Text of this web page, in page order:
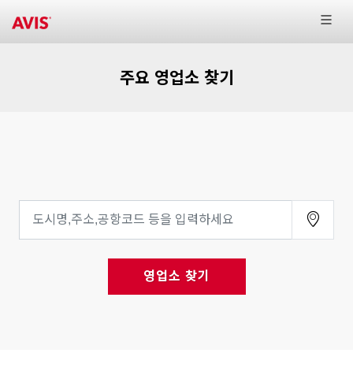
주요 영업소 찾기
영업소 찾기